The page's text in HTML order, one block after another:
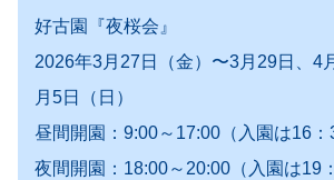
好古園『夜桜会』
2026年3月27日（金）〜3月29日、4
月5日（日）
昼間開園：9:00～17:00（入園は16：
夜間開園：18:00～20:00（入園は19